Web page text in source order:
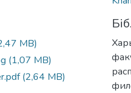
MB)
(1,07 MB)
(2,64 MB)